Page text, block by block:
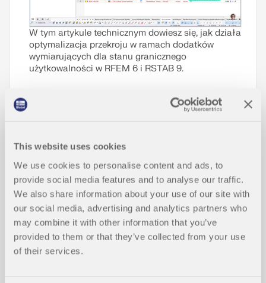
This website uses cookies
We use cookies to personalise content and ads, to
provide social media features and to analyse our traffic.
We also share information about your use of our site with
our social media, advertising and analytics partners who
may combine it with other information that you’ve
provided to them or that they’ve collected from your use
of their services.
W tym artykule technicznym dowiesz się, jak działa
optymalizacja przekroju w ramach dodatków
wymiarujących dla stanu granicznego
użytkowalności w RFEM 6 i RSTAB 9.
Podpora obliczeniowa dla projektow
ania konstrukcji drewnianych - Użyt
kowalność, docisk prostopadły do w
łókien i redukcja siły tnącej
NOWY
Zwichrzenie w konstrukcjach drewni
anych | Teoria
NOWY